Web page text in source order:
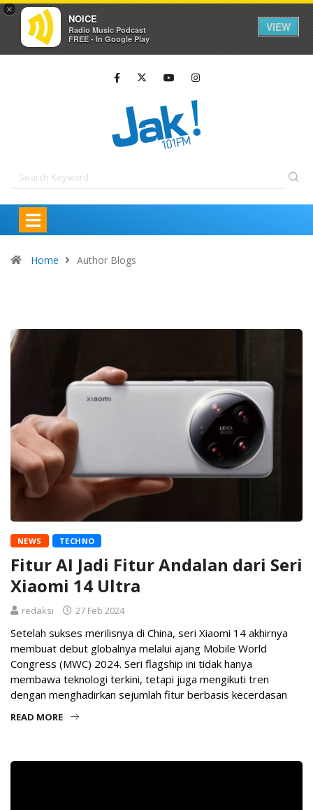
×
NOICE
Radio Music Podcast
FREE - In Google Play
VIEW
Home Author Blogs
NEWS TECHNO
Fitur AI Jadi Fitur Andalan dari Seri
Xiaomi 14 Ultra
redaksi 27 Feb 2024
Setelah sukses merilisnya di China, seri Xiaomi 14 akhirnya
membuat debut globalnya melalui ajang Mobile World
Congress (MWC) 2024. Seri flagship ini tidak hanya
membawa teknologi terkini, tetapi juga mengikuti tren
dengan menghadirkan sejumlah fitur berbasis kecerdasan
READ MORE